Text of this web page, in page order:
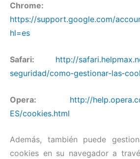
Chrome:
https://support.google.com/
hl=es
Safari:
http://
seguridad/
Opera:
http://
ES/cookies.html
Además, también puede
cookies en su navegador a